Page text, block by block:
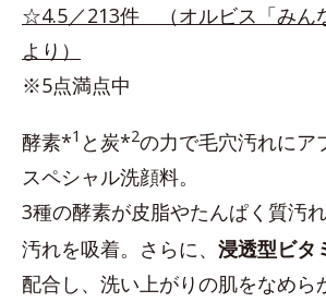
☆4.5／213件 （オルビス「みん
より）
※5点満点中
酵素*1 と炭*2の力で毛穴汚れにア
スペシャル洗顔料。
3種の酵素が皮脂やたんぱく質汚
汚れを吸着。さらに、 浸透型ビタ
配合し、洗い上がりの肌をなめら